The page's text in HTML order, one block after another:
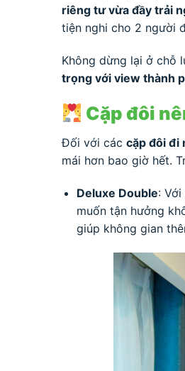
riêng tư vừa đầy trải
tiện nghi cho 2 người
Không dừng lại ở chỗ
trọng với view thành
Cặp đôi
Đối với các cặp đôi đi
mái hơn bao giờ hết.
Deluxe Double:
muốn tận hưởng
giúp không gian